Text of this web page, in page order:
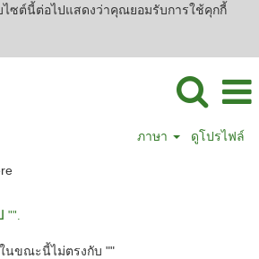
ไซต์นี้ต่อไปแสดงว่าคุณยอมรับการใช้คุกกี้
ภาษา ดูโปรไฟล์
(หน้า
"".
นขณะนี้ไม่ตรงกับ ""